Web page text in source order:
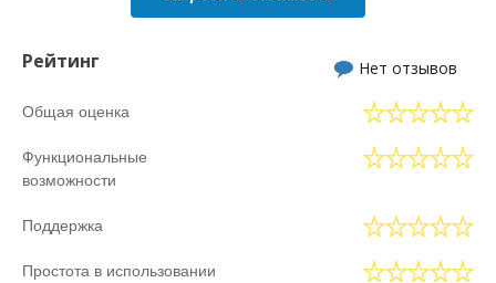
Рейтинг Нет отзывов
Общая оценка
Функциональные
возможности
Поддержка
Простота в использовании